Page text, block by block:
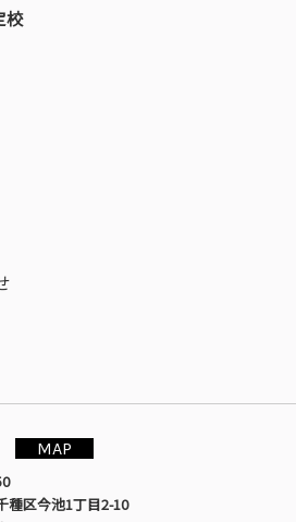
校
MAP
種区今池1丁目2-10